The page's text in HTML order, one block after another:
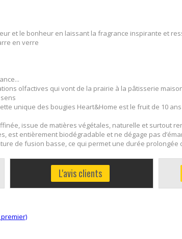
et le bonheur en laissant la fragrance inspirante et
en verre
olfactives qui vont de la prairie à la pâtisserie
unique des bougies Heart&Home est le fruit de 10
issue de matières végétales, naturelle et surtout
est entièrement biodégradable et ne dégage pas
de fusion basse, ce qui permet une durée
L'avis clients